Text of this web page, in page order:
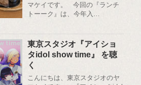
マケイです。 今回の『ランチ
トーーク』は、今年入…
東京スタジオ『アイショ
タidol show time』 を聴
く
こんにちは、東京スタジオのヤ